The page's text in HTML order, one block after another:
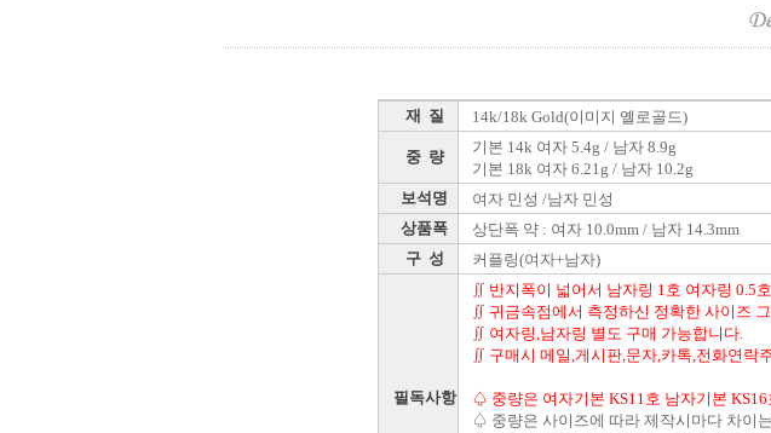
재 질 14k/18k Gold(이미지 옐로골드)
중 량
기본 14k 여자 5.4g / 남자 8.9g
기본 18k 여자 6.21g / 남자 10.2g
보석명 여자 민성 /남자 민성
상품폭 상단폭 약 : 여자 10.0mm / 남자 14.3mm
구 성 커플링(여자+남자)
필독사항
∬ 반지폭이 넓어서 남자링 1호 여자링 0.5
∬ 귀금속점에서 측정하신 정확한 사이즈
∬ 여자링,남자링 별도 구매 가능합니다.
∬ 구매시 메일,게시판,문자,카톡,전화연락
♤ 중량은 여자기본 KS11호 남자기본
♤ 중량은 사이즈에 따라 제작시마다 차이